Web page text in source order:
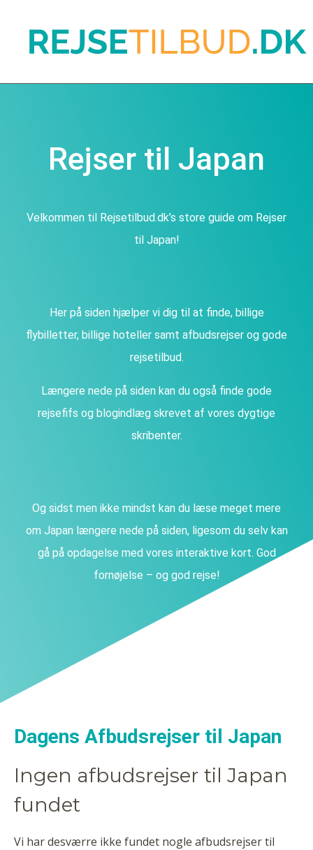
Rejser til Japan
Velkommen til Rejsetilbud.dk’s store guide om Rejser
til Japan!
Her på siden hjælper vi dig til at finde, billige
flybilletter, billige hoteller samt afbudsrejser og gode
rejsetilbud.
Længere nede på siden kan du også finde gode
rejsefifs og blogindlæg skrevet af vores dygtige
skribenter.
Og sidst men ikke mindst kan du læse meget mere
om Japan længere nede på siden, ligesom du selv kan
gå på opdagelse med vores interaktive kort. God
fornøjelse – og god rejse!
Dagens Afbudsrejser til Japan
Ingen afbudsrejser til Japan
fundet
Vi har desværre ikke fundet nogle afbudsrejser til